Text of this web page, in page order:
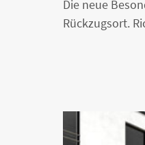
Die neue
Rückzugsort.